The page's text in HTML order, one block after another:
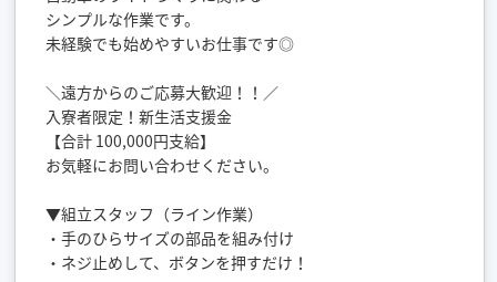
シンプルな作業です。
未経験でも始めやすいお仕事です◎
＼遠方からのご応募大歓迎！！／
入寮者限定！新生活支援金
【合計 100,000円支給】
お気軽にお問い合わせください。
▼組立スタッフ（ライン作業）
・手のひらサイズの部品を組み付け
・ネジ止めして、ボタンを押すだけ！